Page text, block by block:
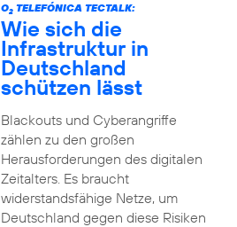
O2TELEFÓNICA TECTALK:
Wie sich die
Infrastruktur in
Deutschland
schützen lässt
Blackouts und Cyberangriffe
zählen zu den großen
Herausforderungen des digitalen
Zeitalters. Es braucht
widerstandsfähige Netze, um
Deutschland gegen diese Risiken